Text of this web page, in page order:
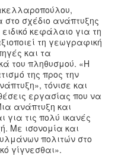
στο σχέδιο ανάπτυξης
κεφάλαιο για τη
τη γεωγραφική
και τα
του πληθυσμού. «Η
της προς την
τόνισε και
εργασίας που να
ανάπτυξη και
για τις πολύ ικανές
Με ισονομία και
πολιτών στο
γίγνεσθαι».